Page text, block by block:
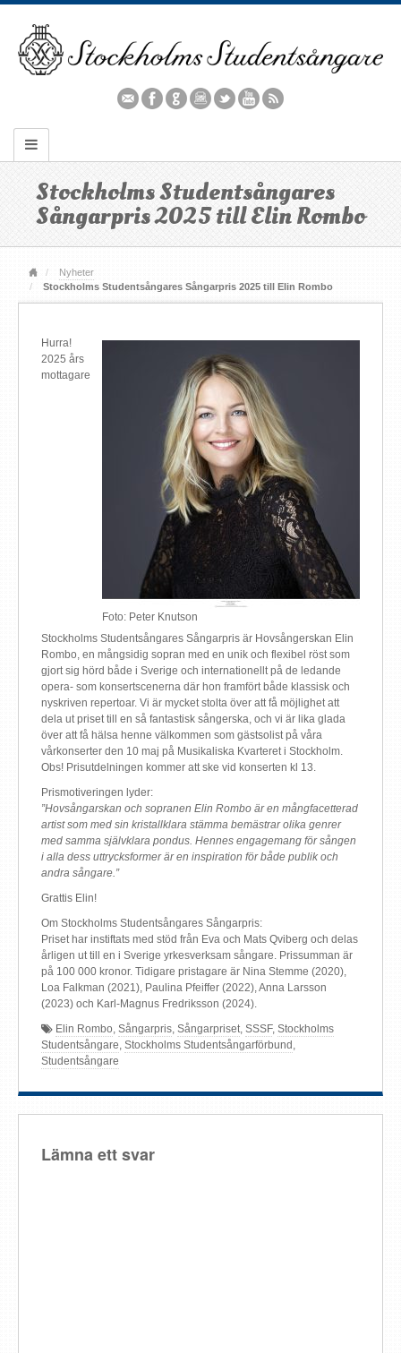
Stockholms Studentsångares
Sångarpris 2025 till Elin Rombo
Nyheter
Stockholms Studentsångares Sångarpris 2025 till Elin Rombo
Foto: Peter Knutson
Hurra!
2025 års
mottagare
Stockholms Studentsångares Sångarpris är Hovsångerskan Elin
Rombo, en mångsidig sopran med en unik och flexibel röst som
gjort sig hörd både i Sverige och internationellt på de ledande
opera- som konsertscenerna där hon framfört både klassisk och
nyskriven repertoar. Vi är mycket stolta över att få möjlighet att
dela ut priset till en så fantastisk sångerska, och vi är lika glada
över att få hälsa henne välkommen som gästsolist på våra
vårkonserter den 10 maj på Musikaliska Kvarteret i Stockholm.
Obs! Prisutdelningen kommer att ske vid konserten kl 13.
Prismotiveringen lyder:
”Hovsångarskan och sopranen Elin Rombo är en mångfacetterad
artist som med sin kristallklara stämma bemästrar olika genrer
med samma självklara pondus. Hennes engagemang för sången
i alla dess uttrycksformer är en inspiration för både publik och
andra sångare.”
Grattis Elin!
Om Stockholms Studentsångares Sångarpris:
Priset har instiftats med stöd från Eva och Mats Qviberg och delas
årligen ut till en i Sverige yrkesverksam sångare. Prissumman är
på 100 000 kronor. Tidigare pristagare är Nina Stemme (2020),
Loa Falkman (2021), Paulina Pfeiffer (2022), Anna Larsson
(2023) och Karl-Magnus Fredriksson (2024).
Elin Rombo Sångarpris Sångarpriset SSSF, Stockholms
Studentsångare Stockholms Studentsångarförbund
Studentsångare
Lämna ett svar